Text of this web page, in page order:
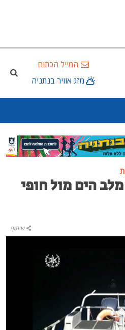
המייל הכתום
מזג אוויר בנתניה
הים מול חופי
שיתוף